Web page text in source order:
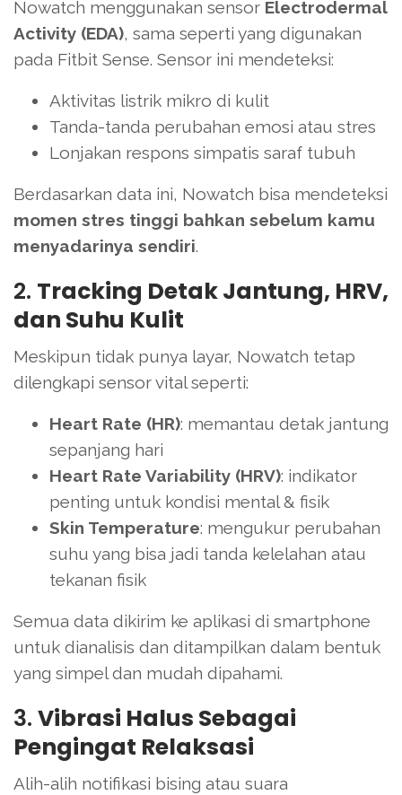
Nowatch menggunakan sensor Electrodermal
Activity (EDA), sama seperti yang digunakan
pada Fitbit Sense. Sensor ini mendeteksi:
Aktivitas listrik mikro di kulit
Tanda-tanda perubahan emosi atau stres
Lonjakan respons simpatis saraf tubuh
Berdasarkan data ini, Nowatch bisa mendeteksi
momen stres tinggi bahkan sebelum kamu
menyadarinya sendiri.
2. Tracking Detak Jantung, HRV,
dan Suhu Kulit
Meskipun tidak punya layar, Nowatch tetap
dilengkapi sensor vital seperti:
Heart Rate (HR): memantau detak jantung
sepanjang hari
Heart Rate Variability (HRV): indikator
penting untuk kondisi mental & fisik
Skin Temperature: mengukur perubahan
suhu yang bisa jadi tanda kelelahan atau
tekanan fisik
Semua data dikirim ke aplikasi di smartphone
untuk dianalisis dan ditampilkan dalam bentuk
yang simpel dan mudah dipahami.
3. Vibrasi Halus Sebagai
Pengingat Relaksasi
Alih-alih notifikasi bising atau suara